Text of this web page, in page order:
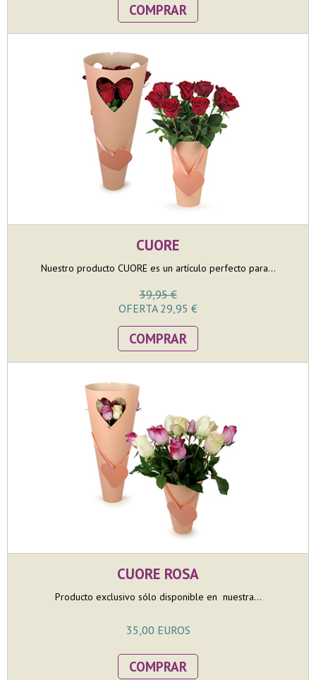
COMPRAR
CUORE
Nuestro producto CUORE es un artículo perfecto para...
39,95 €
OFERTA 29,95 €
COMPRAR
CUORE ROSA
Producto exclusivo sólo disponible en nuestra...
35,00 EUROS
COMPRAR